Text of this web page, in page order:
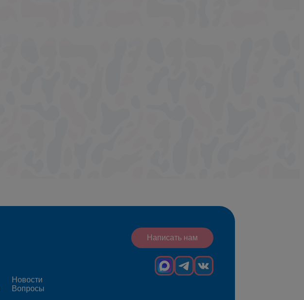
Написать нам
Новости
Вопросы